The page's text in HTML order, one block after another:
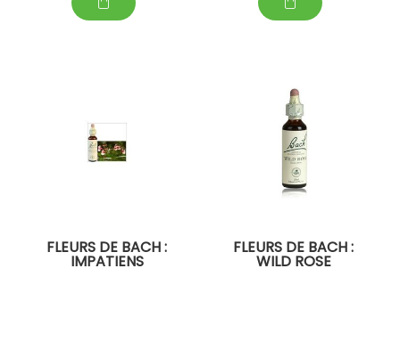
FLEURS DE BACH :
IMPATIENS
FLEURS DE BACH :
WILD ROSE